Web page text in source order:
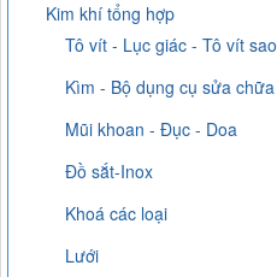
Kim khí tổng hợp
Tô vít - Lục giác - Tô vít sao
Kìm - Bộ dụng cụ sửa chữa
Mũi khoan - Đục - Doa
Đồ sắt-Inox
Khoá các loại
Lưới